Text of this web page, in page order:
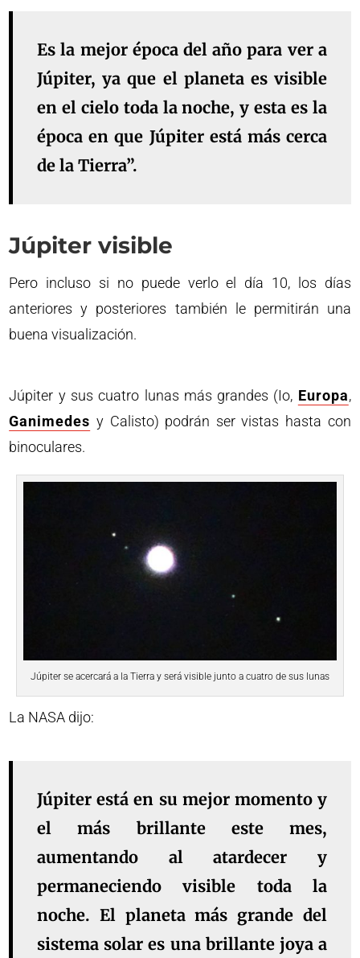
Es la mejor época del año para ver a
Júpiter, ya que el planeta es visible
en el cielo toda la noche, y esta es la
época en que Júpiter está más cerca
de la Tierra”.
Júpiter visible
Pero incluso si no puede verlo el día 10, los días
anteriores y posteriores también le permitirán una
buena visualización.
Júpiter y sus cuatro lunas más grandes (Io, Europa,
Ganimedes y Calisto) podrán ser vistas hasta con
binoculares.
Júpiter se acercará a la Tierra y será visible junto a cuatro de sus lunas
La NASA dijo:
Júpiter está en su mejor momento y
el más brillante este mes,
aumentando al atardecer y
permaneciendo visible toda la
noche. El planeta más grande del
sistema solar es una brillante joya a